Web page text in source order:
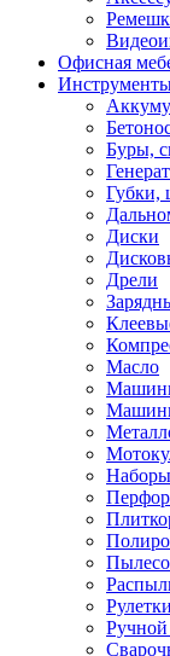
Офисная
Буры,
Губки,
Диски
Дрели
Масло